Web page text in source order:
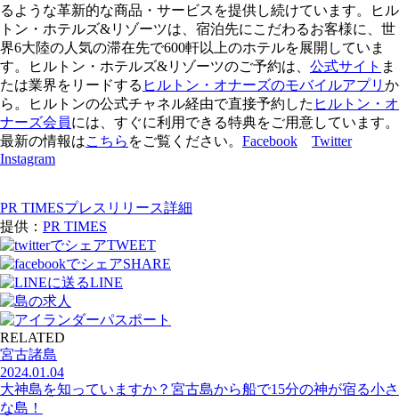
るような革新的な商品・サービスを提供し続けています。ヒル
トン・ホテルズ&リゾーツは、宿泊先にこだわるお客様に、世
界6大陸の人気の滞在先で600軒以上のホテルを展開していま
す。ヒルトン・ホテルズ&リゾーツのご予約は、 公式サイト ま
たは業界をリードする ヒルトン・オナーズのモバイルアプリ か
ら。ヒルトンの公式チャネル経由で直接予約した ヒルトン・オ
ナーズ会員には、すぐに利用できる特典をご用意しています。
最新の情報はこちら をご覧ください。 Facebook
Twitter
Instagram
PR TIMESプレスリリース詳細
提供： PR TIMES
TWEET
SHARE
LINE
RELATED
宮古諸島
2024.01.04
大神島を知っていますか？宮古島から船で15分の神が宿る小さ
な島！